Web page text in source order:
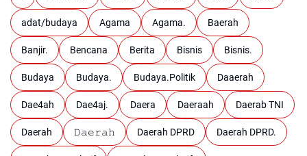
adat/budaya Agama Agama. Baerah
Banjir. Bencana Berita Bisnis Bisnis.
Budaya Budaya. Budaya.Politik Daaerah
Dae4ah Dae4aj. Daera Daeraah Daerab TNI
Daerah 𝙳𝚊𝚎𝚛𝚊𝚑 Daerah DPRD Daerah DPRD.